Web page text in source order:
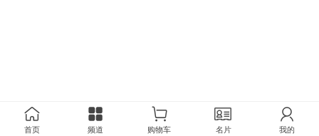
首页 频道 购物车 名片 我的